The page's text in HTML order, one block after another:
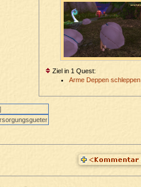
Ziel in 1 Quest:
Arme Deppen schleppen